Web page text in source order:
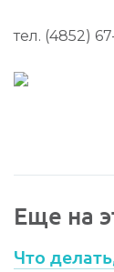
тел. (4852)
Еще на
Что